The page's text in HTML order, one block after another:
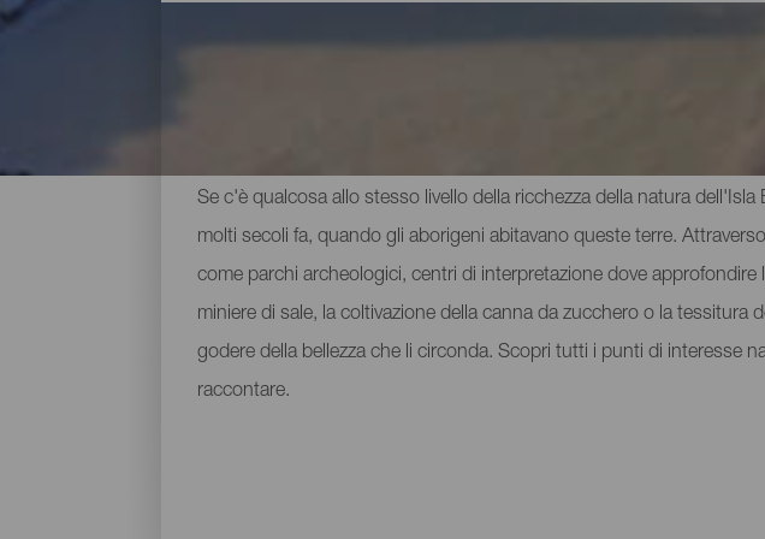
Principali musei e luoghi di interesse a
Se c'è qualcosa allo stesso livello della ricchezza della natura
molti secoli fa, quando gli aborigeni abitavano queste terre.
come parchi archeologici, centri di interpretazione dove
miniere di sale, la coltivazione della canna da zucchero o la
godere della bellezza che li circonda. Scopri tutti i punti di interesse
raccontare.